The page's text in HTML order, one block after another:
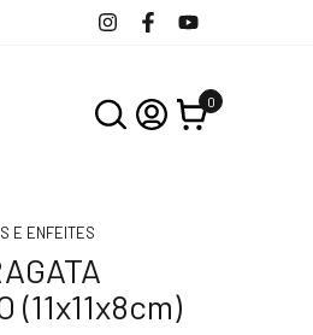
0
E ENFEITES
(11x11x8cm)